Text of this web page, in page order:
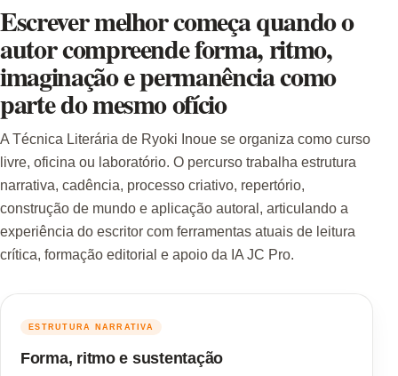
Escrever melhor começa quando o
autor compreende forma, ritmo,
imaginação e permanência como
parte do mesmo ofício
A Técnica Literária de Ryoki Inoue se organiza como curso
livre, oficina ou laboratório. O percurso trabalha estrutura
narrativa, cadência, processo criativo, repertório,
construção de mundo e aplicação autoral, articulando a
experiência do escritor com ferramentas atuais de leitura
crítica, formação editorial e apoio da IA JC Pro.
ESTRUTURA NARRATIVA
Forma, ritmo e sustentação